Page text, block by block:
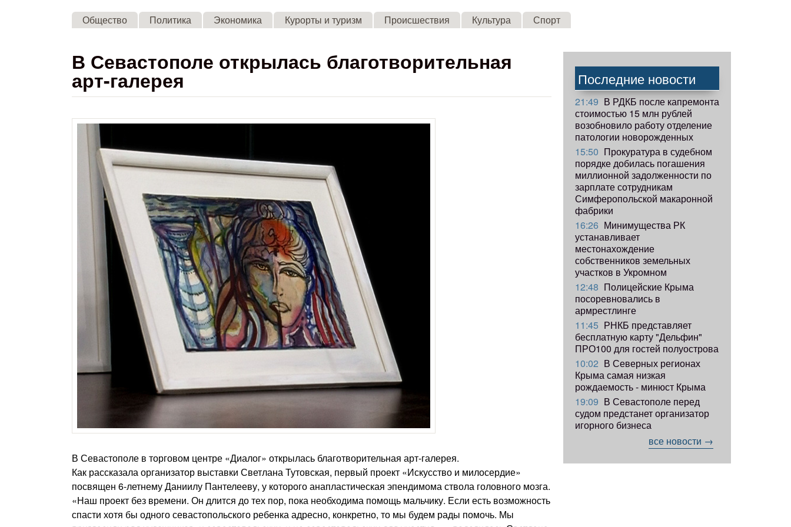
Skip to main content
Общество Политика Экономика Курорты и туризм Происшествия Культура Спорт
В Севастополе открылась благотворительная
арт-галерея
В Севастополе в торговом центре «Диалог» открылась благотворительная арт-галерея.
Как рассказала организатор выставки Светлана Тутовская, первый проект «Искусство и милосердие»
посвящен 6-летнему Даниилу Пантелееву, у которого анапластическая эпендимома ствола головного мозга.
«Наш проект без времени. Он длится до тех пор, пока необходима помощь мальчику. Если есть возможность
спасти хотя бы одного севастопольского ребенка адресно, конкретно, то мы будем рады помочь. Мы
Последние новости
21:49 В РДКБ после капремонта
стоимостью 15 млн рублей
возобновило работу отделение
патологии новорожденных
15:50 Прокуратура в судебном
порядке добилась погашения
миллионной задолженности по
зарплате сотрудникам
Симферопольской макаронной
фабрики
16:26 Минимущества РК
устанавливает
местонахождение
собственников земельных
участков в Укромном
12:48 Полицейские Крыма
посоревновались в
армрестлинге
11:45 РНКБ представляет
бесплатную карту "Дельфин"
ПРО100 для гостей полуострова
10:02 В Северных регионах
Крыма самая низкая
рождаемость - минюст Крыма
19:09 В Севастополе перед
судом предстанет организатор
игорного бизнеса
все новости →